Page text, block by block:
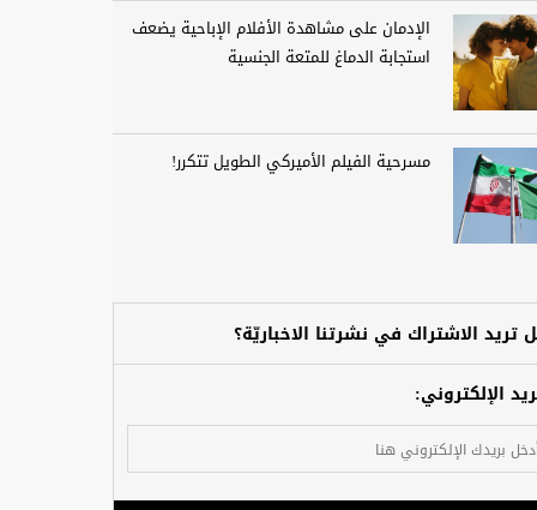
الإدمان على مشاهدة الأفلام الإباحية يضعف
استجابة الدماغ للمتعة الجنسية
مسرحية الفيلم الأميركي الطويل تتكرر!
تريد الاشتراك في نشرتنا الاخباريّة؟
الإلكتروني: